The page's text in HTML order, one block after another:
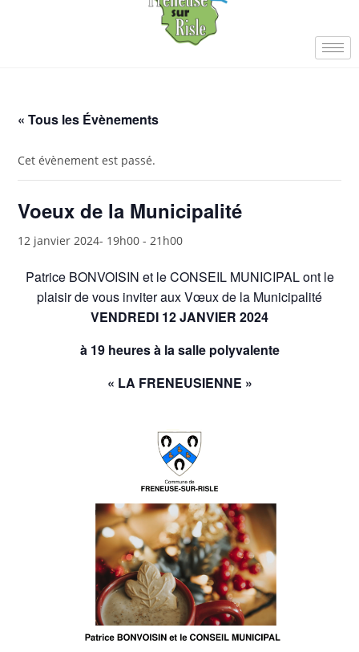
« Tous les Évènements
Cet évènement est passé.
Voeux de la Municipalité
12 janvier 2024- 19h00 -21h00
Patrice BONVOISIN et le CONSEIL MUNICIPAL ont le
plaisir de vous inviter aux Vœux de la Municipalité
VENDREDI 12 JANVIER 2024
à 19 heures à la salle polyvalente
« LA FRENEUSIENNE »